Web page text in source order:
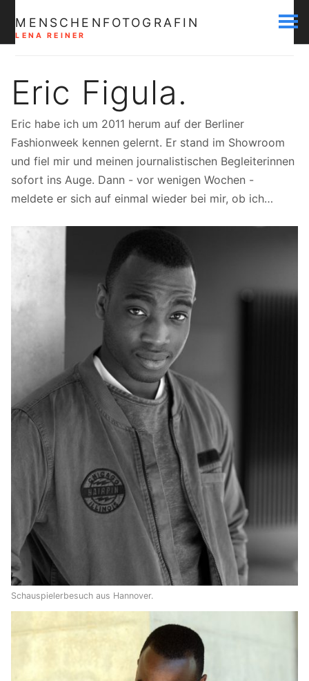
MENSCHENFOTOGRAFIN
LENA REINER
Eric Figula.
Eric habe ich um 2011 herum auf der Berliner
Fashionweek kennen gelernt. Er stand im Showroom
und fiel mir und meinen journalistischen Begleiterinnen
sofort ins Auge. Dann - vor wenigen Wochen -
meldete er sich auf einmal wieder bei mir, ob ich…
Schauspielerbesuch aus Hannover.